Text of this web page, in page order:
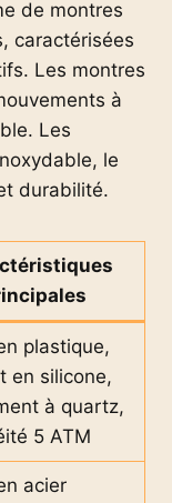
de montres
caractérisées
Les montres
à
Les
le
durabilité.
plastique,
en silicone,
à quartz,
5 ATM
acier